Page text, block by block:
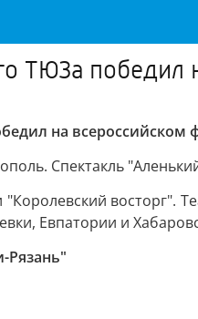
ТЮЗа
на всероссийском
Спектакль
восторг".
Евпатории и
Рязань"